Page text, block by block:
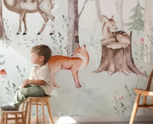
Papier peint jungle
beige
À partir
de
29,90€